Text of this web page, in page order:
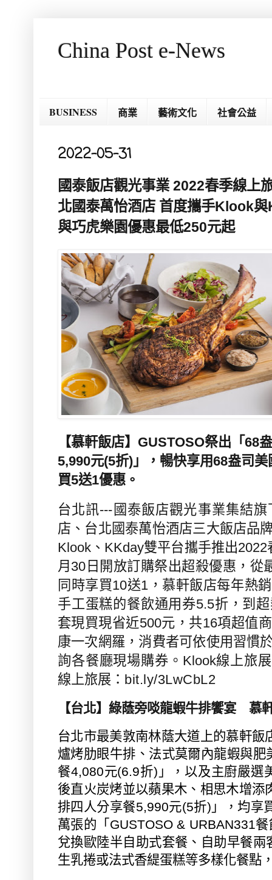
China Post e-News
BUSINESS 商業 藝術文化 社會公益
2022-05-31
國泰飯店觀光事業 2022春季線上
北國泰萬怡酒店 首度攜手Klook
與巧虎樂園優惠最低250元起
【慕軒飯店】GUSTOSO祭出「68
5,990元(5折)」，暢快享用68盎司
買5送1優惠 。
台北訊---國泰飯店觀光事業集結
店、台北國泰萬怡酒店三大飯店品
Klook 、 KKday雙平台攜手推出2022
月 30 日開放訂購祭出超殺優惠，從
同時享買10送1 ，慕軒飯店每年熱
手工蛋糕的餐飲通用券5.5折，到
套現買現省近500元，共16項超值
康一次網羅，消費者可依使用習慣
詢各餐廳現場購券。 Klook線上旅
線上旅展： bit.ly/3LwCbL2
【台北】綠蔭旁啖龍蝦牛排饗宴 慕
台北市最美敦南林蔭大道上的慕軒飯
爐烤肋眼牛排、法式莫爾內龍蝦與
餐4,080元(6.9折) 」，以及主廚嚴選
後直火炭烤並以蘋果木、相思木增添
排四人分享餐5,990元(5折) 」，均享
萬張的「 GUSTOSO & URBAN331餐
兌換歐陸半自助式套餐、自助早餐
生乳捲或法式香緹蛋糕等多樣化餐點